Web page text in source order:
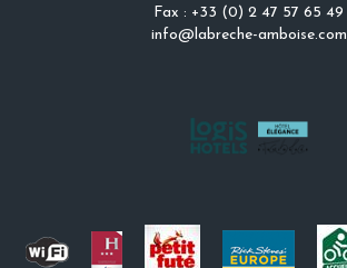
Fax : +33 (0) 2 47 57 65 49
info@labreche-amboise.com